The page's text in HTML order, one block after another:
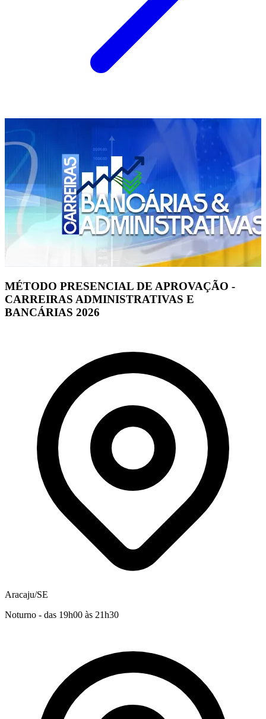
MÉTODO PRESENCIAL DE APROVAÇÃO -
CARREIRAS ADMINISTRATIVAS E
BANCÁRIAS 2026
Aracaju/SE
Noturno - das 19h00 às 21h30